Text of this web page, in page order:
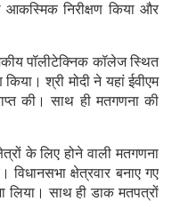
आकस्मिक निरीक्षण किया और
पॉलीटेक्निक कॉलेज स्थित
श्री मोदी ने यहां ईवीएम
की। साथ ही मतगणना की
के लिए होने वाली मतगणना
विधानसभा क्षेत्रवार बनाए गए
लिया। साथ ही डाक मतपत्रों